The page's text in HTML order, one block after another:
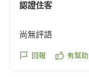
認證住客
尚無評語
回報 有幫助